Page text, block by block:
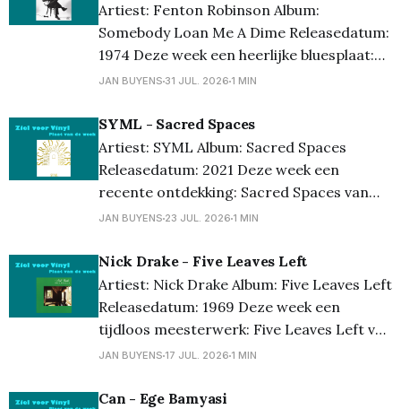
Geen
Artiest: Fenton Robinson Album:
Somebody Loan Me A Dime Releasedatum:
1974 Deze week een heerlijke bluesplaat:
Somebody Loan Me A Dime van Fenton
publiek, maar wel een gitarist en zanger
die enorm veel gevoel in zijn muziek wist
te leggen. De combinatie van
JAN BUYENS 31 JUL. 2026 1 MIN
SYML - Sacred Spaces
Artiest: SYML Album: Sacred Spaces
Releasedatum: 2021 Deze week een
recente ontdekking: Sacred Spaces van
SYML. Ik leerde deze plaat kennen tijdens
meteen verkocht. Intieme songs, een
prachtige stem en een sfeer die je
helemaal meeneemt. Voor mij springt
vooral de cover van “Mr.
JAN BUYENS 23 JUL. 2026 1 MIN
Nick Drake - Five Leaves Left
Artiest: Nick Drake Album: Five Leaves Left
Releasedatum: 1969 Deze week een
tijdloos meesterwerk: Five Leaves Left van
Nick Drake. Zijn debuutalbum uit 1969 is
met een warme stem en melancholische
JAN BUYENS 17 JUL. 2026 1 MIN
Can - Ege Bamyasi